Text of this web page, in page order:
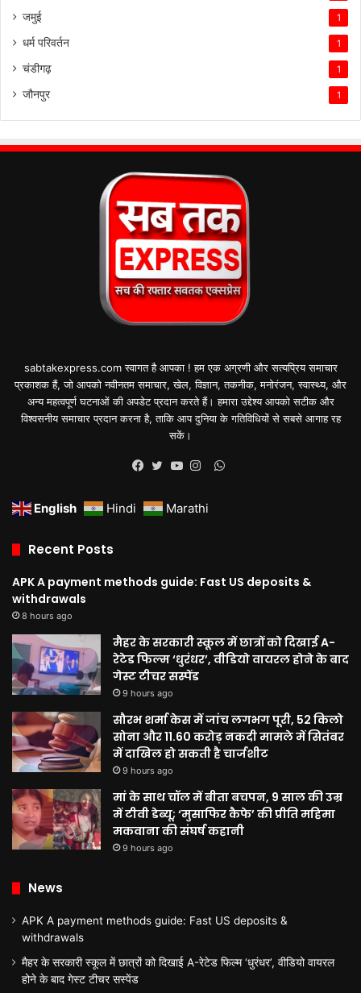
जमुई 1
धर्म परिवर्तन 1
चंडीगढ़ 1
जौनपुर 1
sabtakexpress.com स्वागत है आपका ! हम एक अग्रणी और सत्यप्रिय समाचार
प्रकाशक हैं, जो आपको नवीनतम समाचार, खेल, विज्ञान, तकनीक, मनोरंजन, स्वास्थ्य, और
अन्य महत्वपूर्ण घटनाओं की अपडेट प्रदान करते हैं। हमारा उद्देश्य आपको सटीक और
विश्वसनीय समाचार प्रदान करना है, ताकि आप दुनिया के गतिविधियों से सबसे आगाह रह
सकें।
WhatsApp
English Hindi Marathi
Recent Posts
APK A payment methods guide: Fast US deposits &
withdrawals
8 hours ago
मैहर के सरकारी स्कूल में छात्रों को दिखाई A-
रेटेड फिल्म ‘धुरंधर’, वीडियो वायरल होने के बाद
गेस्ट टीचर सस्पेंड
9 hours ago
सौरभ शर्मा केस में जांच लगभग पूरी, 52 किलो
सोना और 11.60 करोड़ नकदी मामले में सितंबर
में दाखिल हो सकती है चार्जशीट
9 hours ago
मां के साथ चॉल में बीता बचपन, 9 साल की उम्र
में टीवी डेब्यू; ‘मुसाफिर कैफे’ की प्रीति महिमा
मकवाना की संघर्ष कहानी
9 hours ago
News
APK A payment methods guide: Fast US deposits &
withdrawals
मैहर के सरकारी स्कूल में छात्रों को दिखाई A-रेटेड फिल्म ‘धुरंधर’, वीडियो वायरल
होने के बाद गेस्ट टीचर सस्पेंड